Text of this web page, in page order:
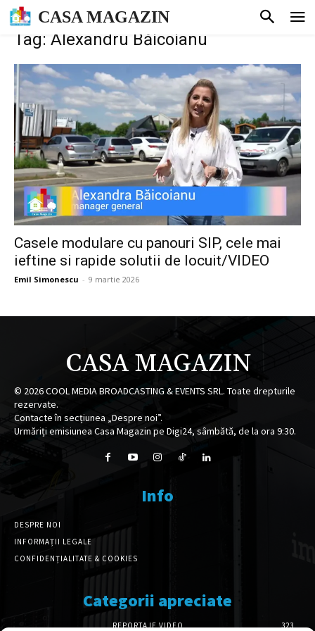
CASA MAGAZIN
Tag: Alexandru Băicoianu
Casele modulare cu panouri SIP, cele mai
ieftine si rapide solutii de locuit/VIDEO
Emil Simonescu - 9 martie 2026
CASA MAGAZIN
© 2026COOL MEDIA BROADCASTING & EVENTS SRL. Toate drepturile
rezervate.
Contacte în secțiunea „Despre noi”.
Urmăriți emisiunea Casa Magazin pe Digi24, sâmbătă, de la ora 9:30.
Info
DESPRE NOI
INFORMAȚII LEGALE
CONFIDENȚIALITATE & COOKIES
Categorii apreciate
REPORTAJE VIDEO 323